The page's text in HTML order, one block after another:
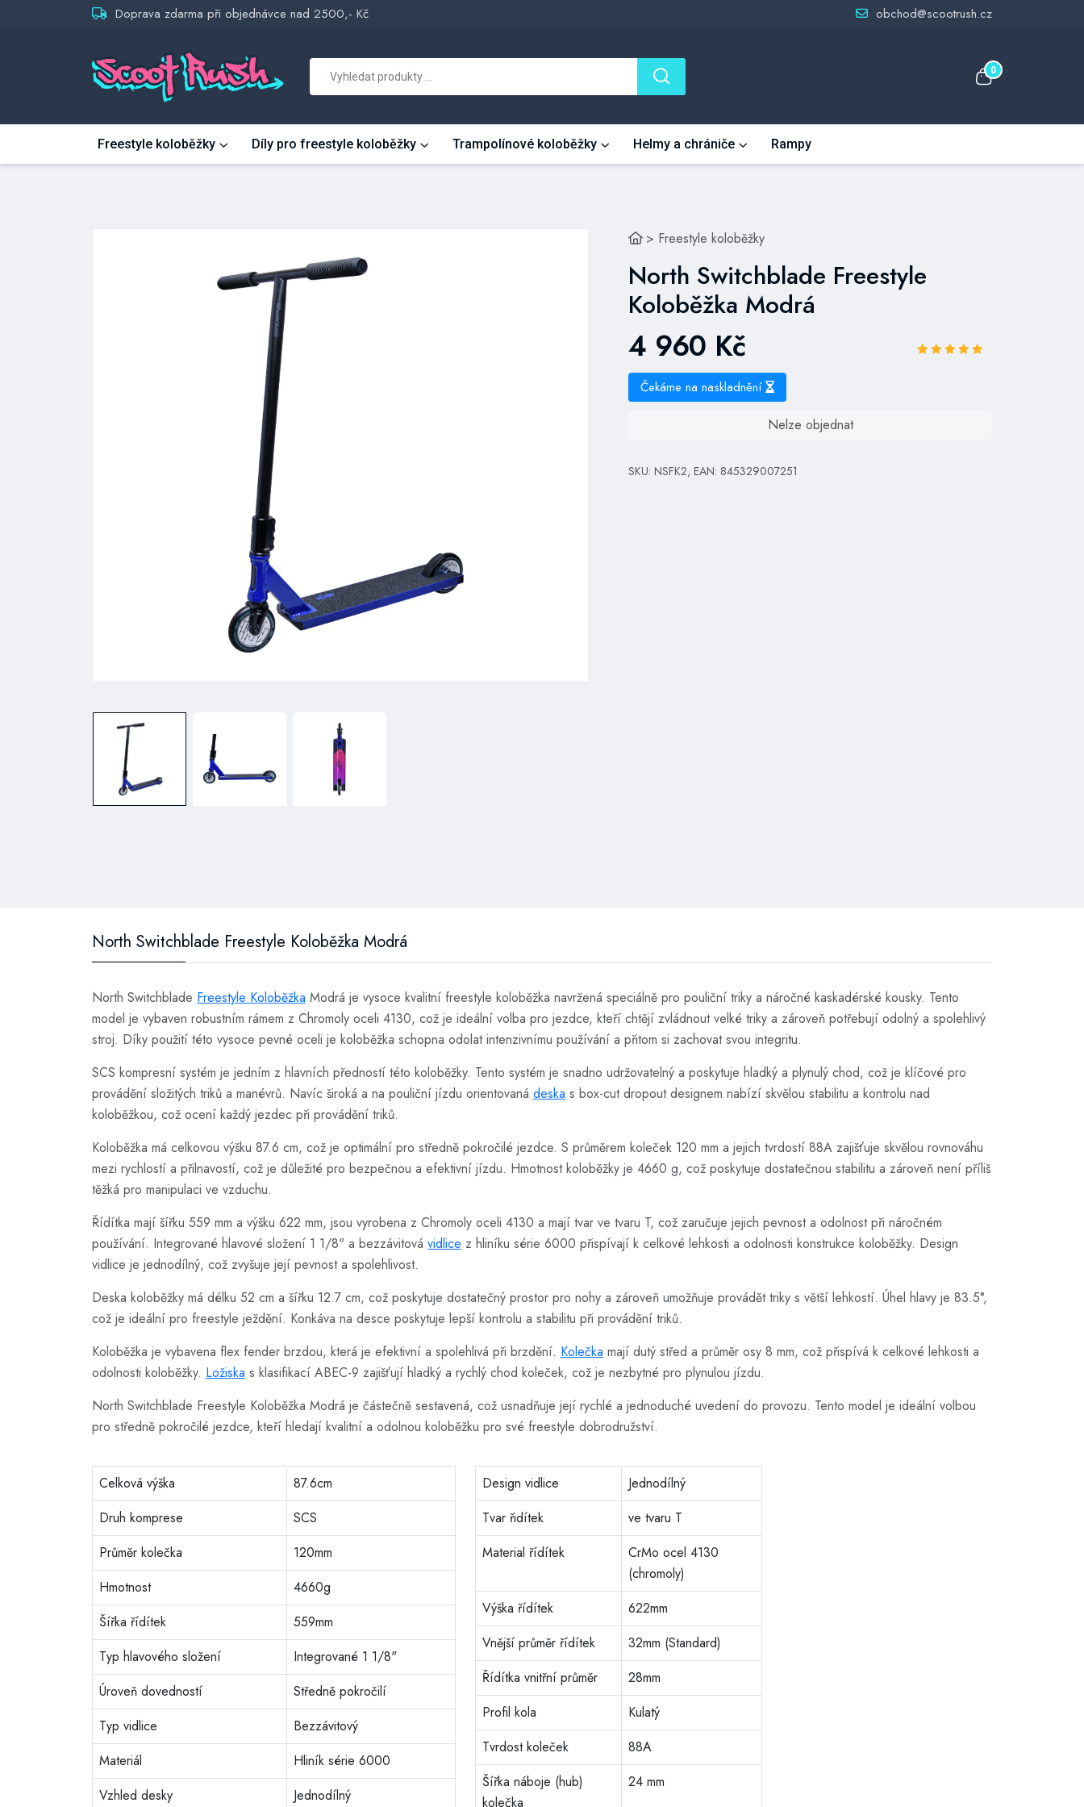
Doprava zdarma při objednávce nad 2500,- Kč obchod@scootrush.cz
0
Freestyle koloběžky Díly pro freestyle koloběžky Trampolínové koloběžky Helmy a chrániče Rampy
> Freestyle koloběžky
North Switchblade Freestyle
Koloběžka Modrá
4 960 Kč
Čekáme na naskladnění
Nelze objednat
SKU: NSFK2, EAN: 845329007251
North Switchblade Freestyle Koloběžka Modrá
North Switchblade Freestyle Koloběžka Modrá je vysoce kvalitní freestyle koloběžka navržená speciálně pro pouliční triky a náročné kaskadérské kousky. Tento
model je vybaven robustním rámem z Chromoly oceli 4130, což je ideální volba pro jezdce, kteří chtějí zvládnout velké triky a zároveň potřebují odolný a spolehlivý
stroj. Díky použití této vysoce pevné oceli je koloběžka schopna odolat intenzivnímu používání a přitom si zachovat svou integritu.
SCS kompresní systém je jedním z hlavních předností této koloběžky. Tento systém je snadno udržovatelný a poskytuje hladký a plynulý chod, což je klíčové pro
provádění složitých triků a manévrů. Navíc široká a na pouliční jízdu orientovaná deska s box-cut dropout designem nabízí skvělou stabilitu a kontrolu nad
koloběžkou, což ocení každý jezdec při provádění triků.
Koloběžka má celkovou výšku 87.6 cm, což je optimální pro středně pokročilé jezdce. S průměrem koleček 120 mm a jejich tvrdostí 88A zajišťuje skvělou rovnováhu
mezi rychlostí a přilnavostí, což je důležité pro bezpečnou a efektivní jízdu. Hmotnost koloběžky je 4660 g, což poskytuje dostatečnou stabilitu a zároveň není příliš
těžká pro manipulaci ve vzduchu.
Řídítka mají šířku 559 mm a výšku 622 mm, jsou vyrobena z Chromoly oceli 4130 a mají tvar ve tvaru T, což zaručuje jejich pevnost a odolnost při náročném
používání. Integrované hlavové složení 1 1/8" a bezzávitová vidlice z hliníku série 6000 přispívají k celkové lehkosti a odolnosti konstrukce koloběžky. Design
vidlice je jednodílný, což zvyšuje její pevnost a spolehlivost.
Deska koloběžky má délku 52 cm a šířku 12.7 cm, což poskytuje dostatečný prostor pro nohy a zároveň umožňuje provádět triky s větší lehkostí. Úhel hlavy je 83.5°,
což je ideální pro freestyle ježdění. Konkáva na desce poskytuje lepší kontrolu a stabilitu při provádění triků.
Koloběžka je vybavena flex fender brzdou, která je efektivní a spolehlivá při brzdění. Kolečka mají dutý střed a průměr osy 8 mm, což přispívá k celkové lehkosti a
odolnosti koloběžky. Ložiska s klasifikací ABEC-9 zajišťují hladký a rychlý chod koleček, což je nezbytné pro plynulou jízdu.
North Switchblade Freestyle Koloběžka Modrá je částečně sestavená, což usnadňuje její rychlé a jednoduché uvedení do provozu. Tento model je ideální volbou
pro středně pokročilé jezdce, kteří hledají kvalitní a odolnou koloběžku pro své freestyle dobrodružství.
Celková výška
87.6cm
Druh komprese
SCS
Průměr kolečka
120mm
Hmotnost
4660g
Šířka řídítek
559mm
Typ hlavového složení
Integrované 1 1/8"
Úroveň dovedností
Středně pokročilí
Typ vidlice
Bezzávitový
Materiál
Hliník série 6000
Vzhled desky
Jednodílný
Design vidlice
Jednodílný
Tvar řidítek
ve tvaru T
Material řídítek
CrMo ocel 4130
(chromoly)
Výška řídítek
622mm
Vnější průměr řídítek
32mm (Standard)
Řídítka vnitřní průměr
28mm
Profil kola
Kulatý
Tvrdost koleček
88A
Šířka náboje (hub)
kolečka
24 mm